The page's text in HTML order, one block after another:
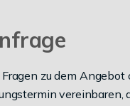
zu dem Angebot
vereinbaren,